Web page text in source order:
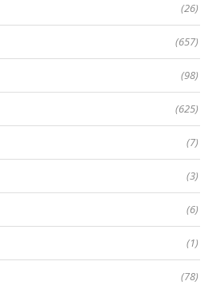
(26)
(657)
(98)
(625)
(7)
(3)
(6)
(1)
(78)